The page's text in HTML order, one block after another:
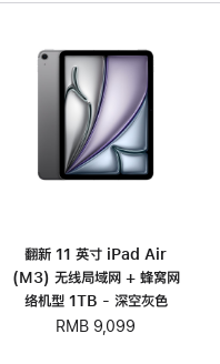
翻新 11 英寸 iPad Air
(M3) 无线局域网 + 蜂窝网
络机型 1TB - 深空灰色
RMB 9,099